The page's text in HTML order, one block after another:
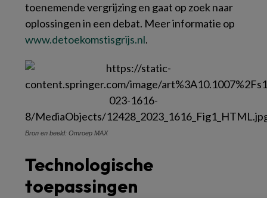
toenemende vergrijzing en gaat op zoek naar
oplossingen in een debat. Meer informatie op
www.​detoekomstisgrij​s.​nl.
Bron en beeld: Omroep MAX
Technologische
toepassingen